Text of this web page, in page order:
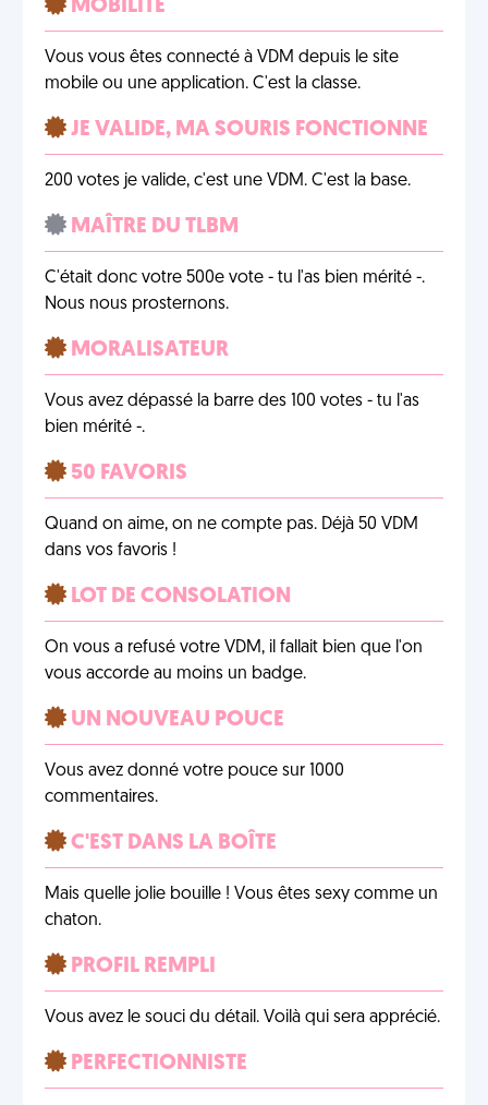
MOBILITÉ
Vous vous êtes connecté à VDM depuis le site
mobile ou une application. C'est la classe.
JE VALIDE, MA SOURIS FONCTIONNE
200 votes je valide, c'est une VDM. C'est la base.
MAÎTRE DU TLBM
C'était donc votre 500e vote - tu l'as bien mérité -.
Nous nous prosternons.
MORALISATEUR
Vous avez dépassé la barre des 100 votes - tu l'as
bien mérité -.
50 FAVORIS
Quand on aime, on ne compte pas. Déjà 50 VDM
dans vos favoris !
LOT DE CONSOLATION
On vous a refusé votre VDM, il fallait bien que l'on
vous accorde au moins un badge.
UN NOUVEAU POUCE
Vous avez donné votre pouce sur 1000
commentaires.
C'EST DANS LA BOÎTE
Mais quelle jolie bouille ! Vous êtes sexy comme un
chaton.
PROFIL REMPLI
Vous avez le souci du détail. Voilà qui sera apprécié.
PERFECTIONNISTE